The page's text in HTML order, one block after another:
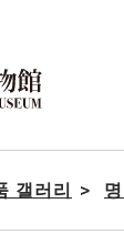
갤러리